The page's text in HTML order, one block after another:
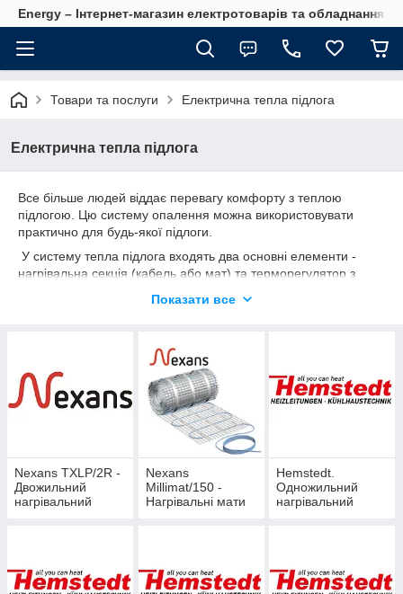
Energy – Інтернет-магазин електротоварів та обладнання
Товари та послуги Електрична тепла підлога
Електрична тепла підлога
Все більше людей віддає перевагу комфорту з теплою
підлогою. Цю систему опалення можна використовувати
практично для будь-якої підлоги.
У систему тепла підлога входять два основні елементи -
нагрівальна секція (кабель або мат) та терморегулятор з
стяжку з бетону або шар плиткового клею, на які надалі,
Показати все
Nexans TXLP/2R -
Двожильний
нагрівальний
Nexans
Millimat/150 -
Нагрівальні мати
Hemstedt.
Одножильний
нагрівальний